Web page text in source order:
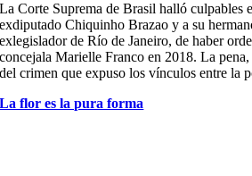
La Corte Suprema de Brasil halló culpables
exdiputado Chiquinho Brazao y a su
exlegislador de Río de Janeiro, de haber
concejala Marielle Franco en 2018. La pena,
del crimen que expuso los vínculos entre la
La flor es la pura forma